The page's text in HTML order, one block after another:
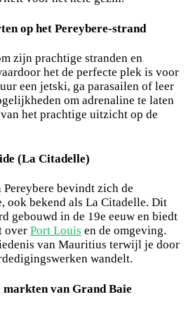
op het Pereybere-strand
zijn prachtige stranden en
het de perfecte plek is voor
een jetski, ga parasailen of leer
om adrenaline te laten
het prachtige uitzicht op de
(La Citadelle)
bevindt zich de
ook bekend als La Citadelle. Dit
gebouwd in de 19e eeuw en biedt
over Port Louis en de omgeving.
van Mauritius terwijl je door
wandelt.
markten van Grand Baie